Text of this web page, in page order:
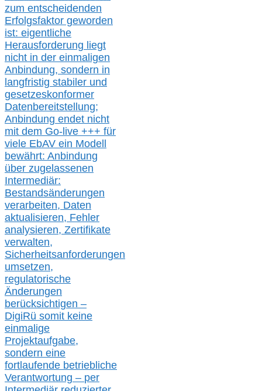
zum entscheidenden
Erfolgsfaktor geworden
ist: eigentliche
Herausforderung liegt
nicht in der einmaligen
Anbindung, sondern in
langfristig stabiler und
gesetzeskonformer
Datenbereitstellung;
Anbindung endet nicht
mit dem Go-live +++ für
viele EbAV ein Modell
bewährt: Anbindung
über zugelassenen
Intermediär:
Bestandsänderungen
verarbeiten, Daten
aktualisieren, Fehler
analysieren, Zertifikate
verwalten,
Sicherheitsanforderungen
umsetzen,
regulatorische
Änderungen
berücksichtigen –
DigiRü somit keine
einmalige
Projektaufgabe,
sondern eine
fortlaufende betriebliche
Verantwortung – per